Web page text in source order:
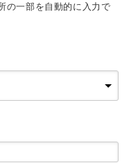
の一部を自動的に入力で